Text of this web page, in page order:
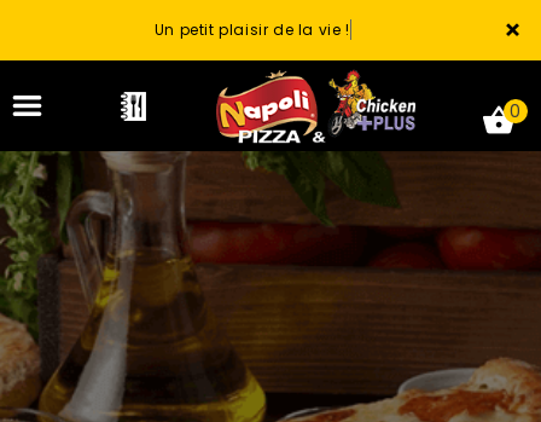
×
Un petit plaisir de la vie !
ACCUEIL
LA CARTE
VOTRE COMPTE
0